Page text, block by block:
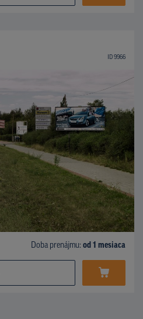
ID 9966
Doba prenájmu: od 1 mesiaca